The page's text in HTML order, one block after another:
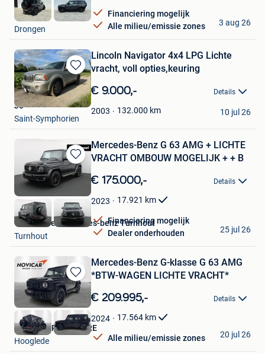
Financiering mogelijk
Alle milieu/emissie zones
Spardex
Drongen
3 aug 26
Bewaren
in
Mijn
Favorieten
Lincoln Navigator 4x4 LPG Lichte
vracht, voll opties,keuring
€ 9.000,- Details
2003 132.000 km
Jo
Saint-Symphorien
10 jul 26
Bewaren
in
Mijn
Favorieten
Mercedes-Benz G 63 AMG + LICHTE
VRACHT OMBOUW MOGELIJK + + B
€ 175.000,- Details
2023 17.921 km
Financiering mogelijk
Dealer onderhouden
Van Mossel Mercedes-benz Turnhout
Turnhout
25 jul 26
Bewaren
in
Mijn
Favorieten
Mercedes-Benz G-klasse G 63 AMG
*BTW-WAGEN LICHTE VRACHT*
€ 209.995,- Details
2024 17.564 km
Alle milieu/emissie zones
NOVICAR ROESELARE
Hooglede
20 jul 26